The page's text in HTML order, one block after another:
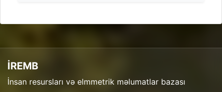
İREMB
İnsan resursları və elmmetrik məlumatlar bazası